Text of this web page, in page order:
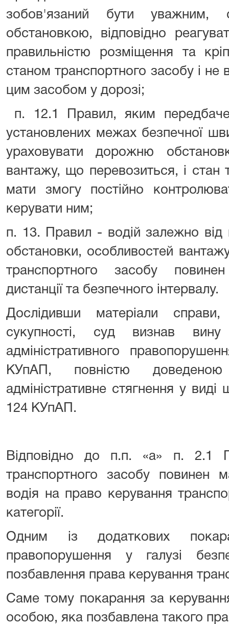
зобов'язаний бути уважним,
обстановкою, відповідно
правильністю розміщення та
станом транспортного засобу і не
цим засобом у дорозі;
п. 12.1 Правил, яким
установлених межах безпечної
ураховувати дорожню
вантажу, що перевозиться, і стан
мати змогу постійно
керувати ним;
п. 13. Правил - водій залежно від
обстановки, особливостей
транспортного засобу
дистанції та безпечного інтервалу.
Дослідивши матеріали
сукупності, суд визнав
адміністративного
КУпАП, повністю
адміністративне стягнення у
124 КУпАП.
Відповідно до п.п. «а» п. 2.1
транспортного засобу повинен
водія на право керування
категорії.
Одним із додаткових
правопорушення у галузі
позбавлення права керування
Саме тому покарання за
особою, яка позбавлена такого